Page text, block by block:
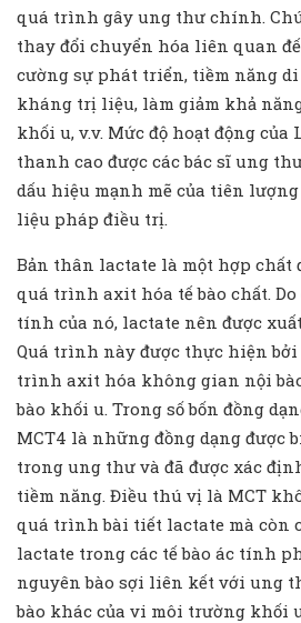
quá trình gây ung thư chính.
thay đổi chuyển hóa liên quan
cường sự phát triển, tiềm năng
kháng trị liệu, làm giảm khả
khối u, v.v. Mức độ hoạt động của
thanh cao được các bác sĩ ung
dấu hiệu mạnh mẽ của tiên
liệu pháp điều trị.
Bản thân lactate là một hợp chất
quá trình axit hóa tế bào chất. Do
tính của nó, lactate nên được
Quá trình này được thực hiện bởi
trình axit hóa không gian nội
bào khối u. Trong số bốn đồng
MCT4 là những đồng dạng được
trong ung thư và đã được xác
tiềm năng. Điều thú vị là MCT
quá trình bài tiết lactate mà còn
lactate trong các tế bào ác tính
nguyên bào sợi liên kết với ung
bào khác của vi môi trường khối